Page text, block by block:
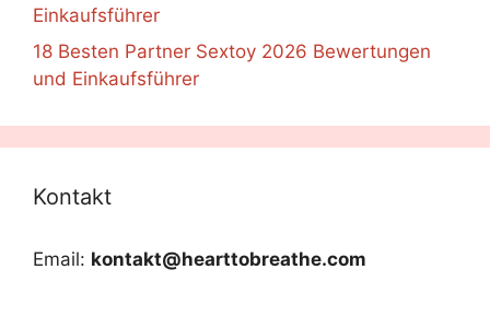
Einkaufsführer
18 Besten Partner Sextoy 2026 Bewertungen
und Einkaufsführer
Kontakt
Email: kontakt@hearttobreathe.com